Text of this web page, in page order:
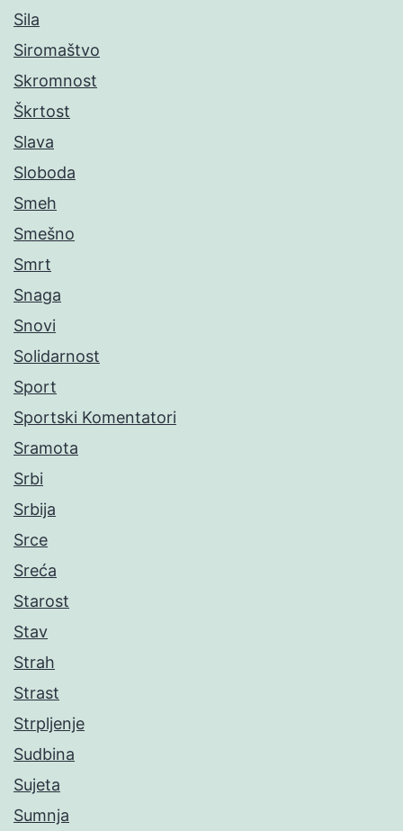
Sila
Siromaštvo
Skromnost
Škrtost
Slava
Sloboda
Smeh
Smešno
Smrt
Snaga
Snovi
Solidarnost
Sport
Sportski Komentatori
Sramota
Srbi
Srbija
Srce
Sreća
Starost
Stav
Strah
Strast
Strpljenje
Sudbina
Sujeta
Sumnja